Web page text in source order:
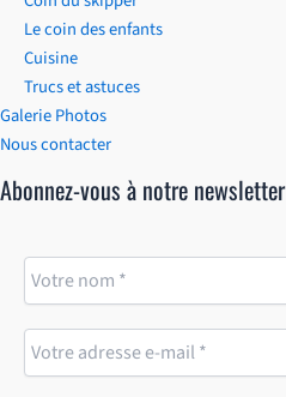
Le coin des enfants
Cuisine
Trucs et astuces
Galerie Photos
Nous contacter
Abonnez-vous à notre newsletter